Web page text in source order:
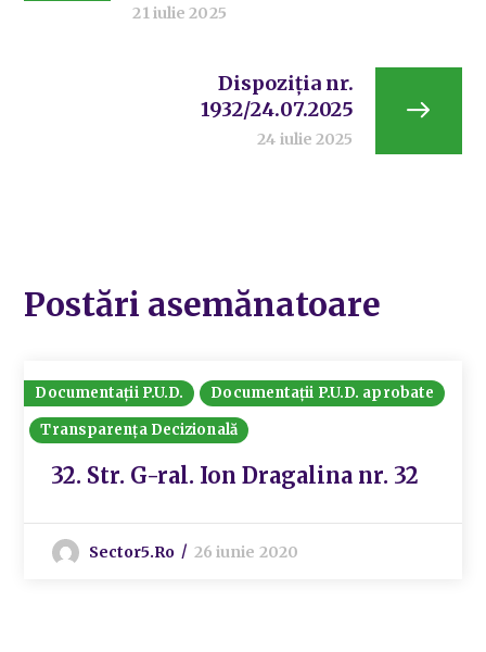
21 iulie 2025
Dispoziția nr.
1932/24.07.2025
24 iulie 2025
Postări asemănatoare
Documentații P.U.D.
Documentații P.U.D. aprobate
Transparența Decizională
32. Str. G-ral. Ion Dragalina nr. 32
Sector5.ro 26 iunie 2020